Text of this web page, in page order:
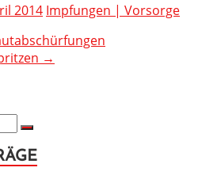
2014 Impfungen | Vorsorge
→